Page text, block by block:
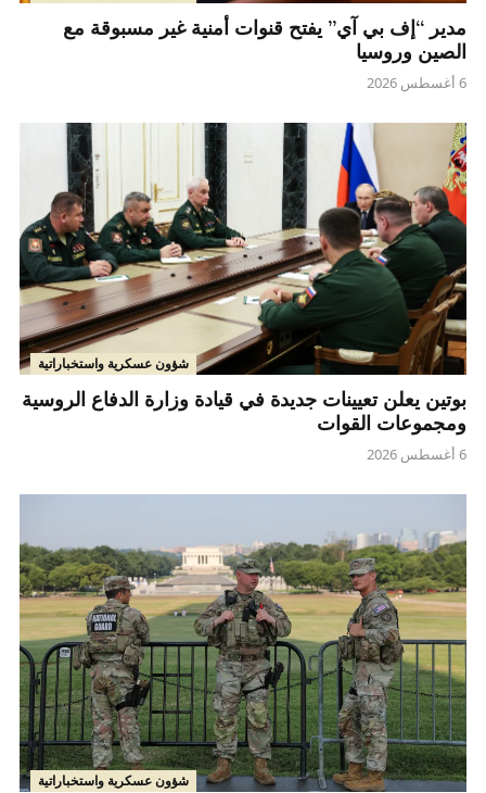
مدير “إف بي آي” يفتح قنوات أمنية غير مسبوقة مع
الصين وروسيا
6 أغسطس 2026
شؤون عسكرية واستخباراتية
بوتين يعلن تعيينات جديدة في قيادة وزارة الدفاع الروسية
ومجموعات القوات
6 أغسطس 2026
شؤون عسكرية واستخباراتية